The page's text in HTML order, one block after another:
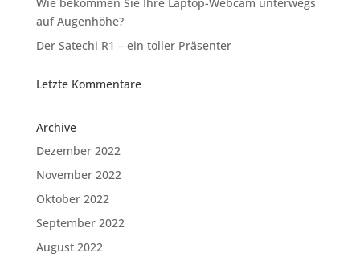
auf Augenhöhe?
Der Satechi R1 – ein toller Präsenter
Letzte Kommentare
Archive
Dezember 2022
November 2022
Oktober 2022
September 2022
August 2022